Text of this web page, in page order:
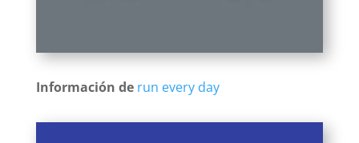
Información de run every day